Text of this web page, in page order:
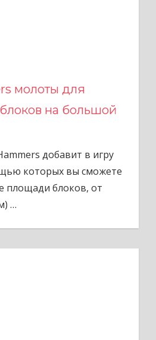
молоты для
на большой
добавит в игру
которых вы сможете
площади блоков, от
…